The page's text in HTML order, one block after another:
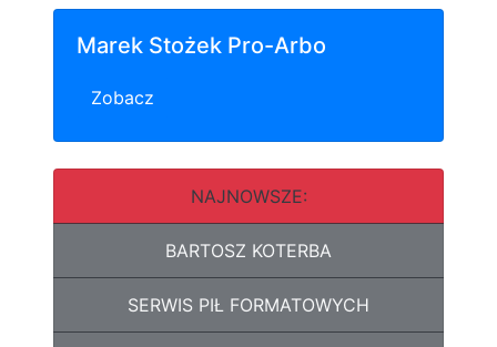
Marek Stożek Pro-Arbo
Zobacz
NAJNOWSZE:
BARTOSZ KOTERBA
SERWIS PIŁ FORMATOWYCH